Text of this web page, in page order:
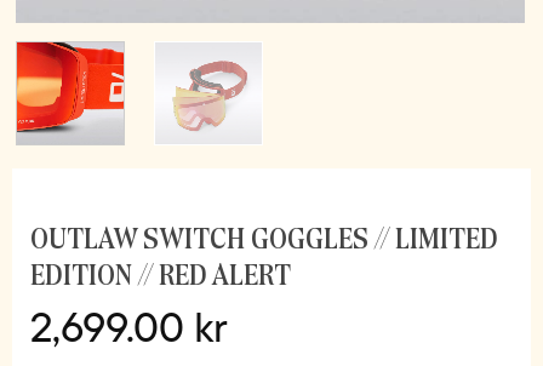
OUTLAW SWITCH GOGGLES // LIMITED
EDITION // RED ALERT
2,699.00 kr